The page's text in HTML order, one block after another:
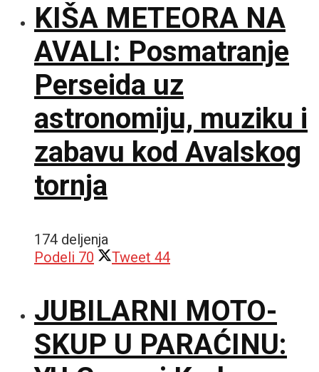
KIŠA METEORA NA
AVALI: Posmatranje
Perseida uz
astronomiju, muziku i
zabavu kod Avalskog
tornja
174 deljenja
Podeli 70 Tweet 44
JUBILARNI MOTO-
SKUP U PARAĆINU: